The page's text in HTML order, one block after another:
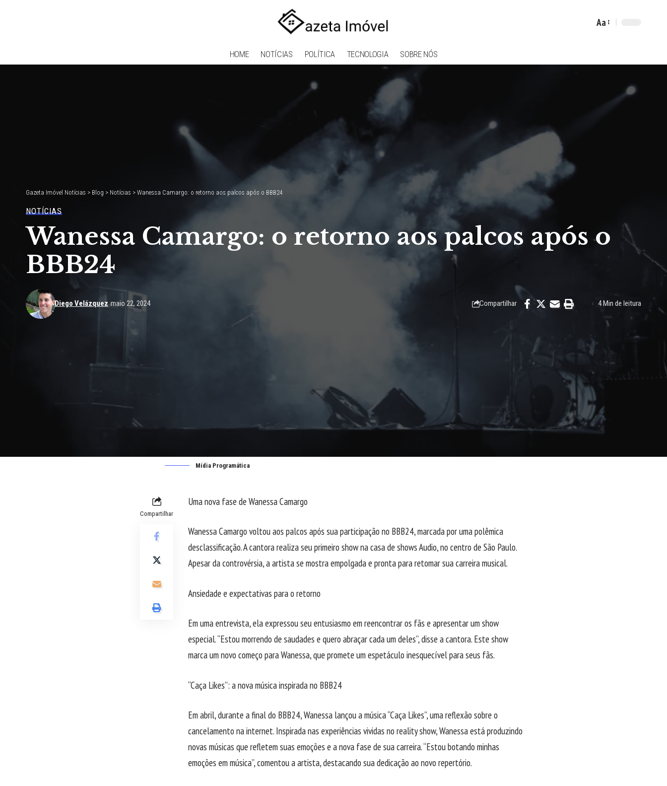
Font
Aa
HOME NOTÍCIAS POLÍTICA TECNOLOGIA SOBRE NÓS
Gazeta Imóvel Notícias > Blog > Notícias > Wanessa Camargo: o retorno aos palcos após o BBB24
NOTÍCIAS
Wanessa Camargo: o retorno aos palcos após o
BBB24
Diego Velázquez maio 22, 2024 Compartilhar 4 Min de leitura
Mídia Programática
Compartilhar
Uma nova fase de Wanessa Camargo
Wanessa Camargo voltou aos palcos após sua participação no BBB24, marcada por uma polêmica
desclassificação. A cantora realiza seu primeiro show na casa de shows Audio, no centro de São Paulo.
Apesar da controvérsia, a artista se mostra empolgada e pronta para retomar sua carreira musical.
Ansiedade e expectativas para o retorno
Em uma entrevista, ela expressou seu entusiasmo em reencontrar os fãs e apresentar um show
especial. “Estou morrendo de saudades e quero abraçar cada um deles”, disse a cantora. Este show
marca um novo começo para Wanessa, que promete um espetáculo inesquecível para seus fãs.
“Caça Likes”: a nova música inspirada no BBB24
Em abril, durante a final do BBB24, Wanessa lançou a música “Caça Likes”, uma reflexão sobre o
cancelamento na internet. Inspirada nas experiências vividas no reality show, Wanessa está produzindo
novas músicas que refletem suas emoções e a nova fase de sua carreira. “Estou botando minhas
emoções em música”, comentou a artista, destacando sua dedicação ao novo repertório.